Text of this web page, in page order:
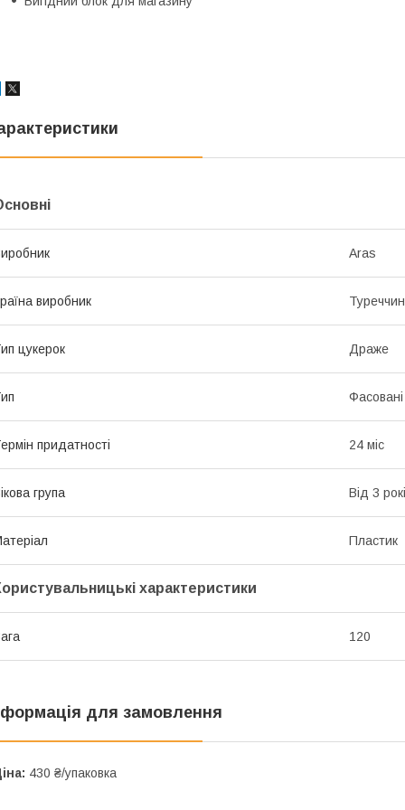
Aras
виробник
цукерок Драже
Фасовані
придатності 24 міс
група Від 3
Пластик
характеристики
120
для замовлення
430 ₴/упаковка